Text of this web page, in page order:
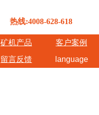
热线:4008-628-618
矿机产品
客户案例
留言反馈
language